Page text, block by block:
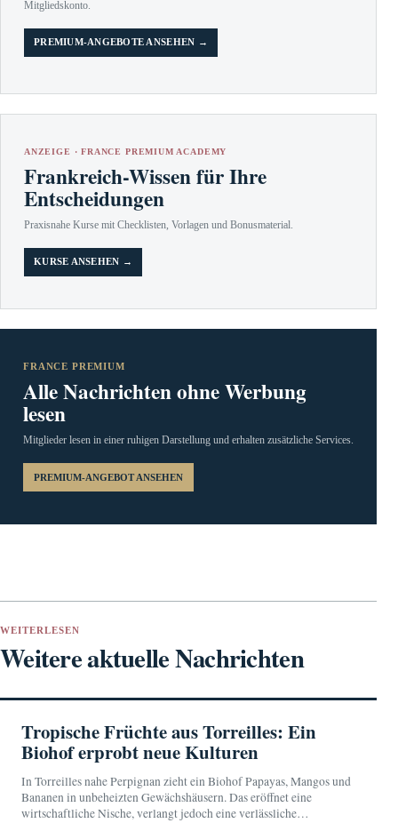
Mitgliedskonto.
PREMIUM-ANGEBOTE ANSEHEN →
ANZEIGE · FRANCE PREMIUM ACADEMY
Frankreich-Wissen für Ihre
Entscheidungen
Praxisnahe Kurse mit Checklisten, Vorlagen und Bonusmaterial.
KURSE ANSEHEN →
FRANCE PREMIUM
Alle Nachrichten ohne Werbung
lesen
Mitglieder lesen in einer ruhigen Darstellung und erhalten zusätzliche Services.
PREMIUM-ANGEBOT ANSEHEN
WEITERLESEN
Weitere aktuelle Nachrichten
Tropische Früchte aus Torreilles: Ein
Biohof erprobt neue Kulturen
In Torreilles nahe Perpignan zieht ein Biohof Papayas, Mangos und
Bananen in unbeheizten Gewächshäusern. Das eröffnet eine
wirtschaftliche Nische, verlangt jedoch eine verlässliche